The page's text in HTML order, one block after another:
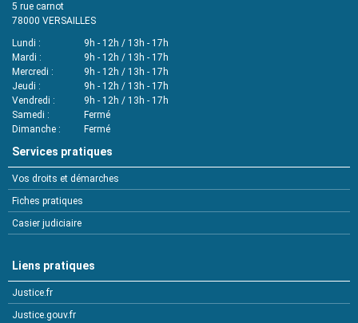
5 rue carnot
78000 VERSAILLES
Lundi
9h - 12h / 13h - 17h
Mardi
9h - 12h / 13h - 17h
Mercredi
9h - 12h / 13h - 17h
Jeudi
9h - 12h / 13h - 17h
Vendredi
9h - 12h / 13h - 17h
Samedi
Fermé
Dimanche
Fermé
Services pratiques
Vos droits et démarches
Fiches pratiques
Casier judiciaire
Liens pratiques
Justice.fr
Justice.gouv.fr